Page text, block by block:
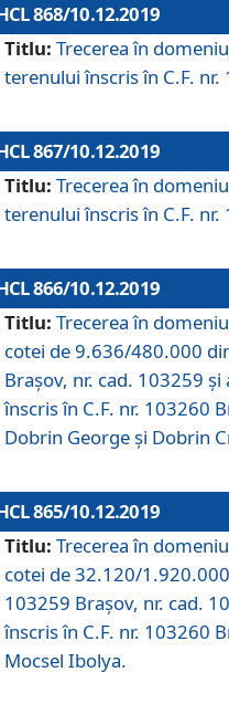
868/10.12.2019
Titlu: Trecerea în
terenului înscris în C.F.
867/10.12.2019
Titlu: Trecerea în
terenului înscris în C.F.
866/10.12.2019
Titlu: Trecerea în
cotei de 9.636/480.000
Brașov, nr. cad. 103259
înscris în C.F. nr. 103260
Dobrin George și Dobrin
865/10.12.2019
Titlu: Trecerea în
cotei de 32.120/
103259 Brașov, nr. cad.
înscris în C.F. nr. 103260
Mocsel Ibolya.